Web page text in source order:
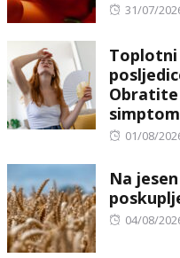
Posted
31/07/
Obratite
Posted
01/08/
Na
Posted
04/08/